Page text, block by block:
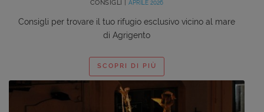
CONSIGLI |APRILE 2026
Consigli per trovare il tuo rifugio esclusivo vicino al mare
di Agrigento
SCOPRI DI PIÙ